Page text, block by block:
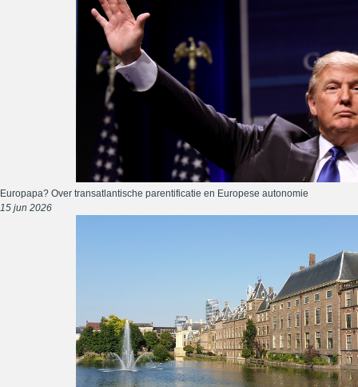
Europapa? Over transatlantische parentificatie en Europese autonomie
15 jun 2026